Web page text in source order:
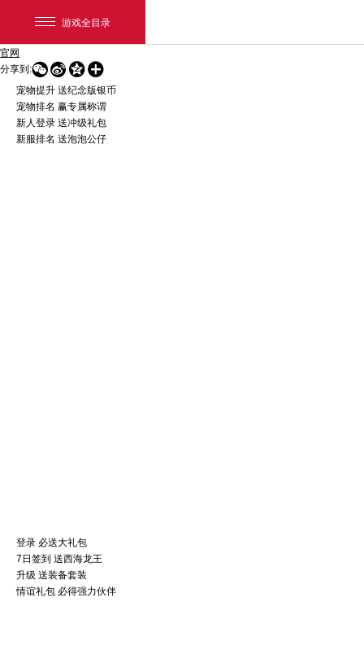
游戏全目录
官网
分享到: 
宠物提升 送纪念版银币
宠物排名 赢专属称谓
新人登录 送冲级礼包
新服排名 送泡泡公仔
登录 必送大礼包
7日签到 送西海龙王
升级 送装备套装
情谊礼包 必得强力伙伴